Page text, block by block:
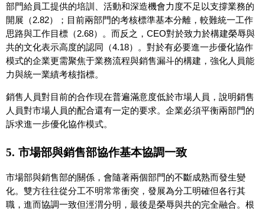
部門給員工提供的培訓、活動和深造機會力度不足以支撐業務的
開展（2.82）；目前兩部門的考核標準基本分離，較難統一工作
思路與工作目標（2.68）。而反之，CEO對於致力於構建榮辱與
共的文化表示高度的認同（4.18）。對於有必要進一步優化協作
模式的企業更需聚焦于業務流程與銷售漏斗的構建，強化人員能
力與統一業績考核指標。
銷售人員對目前的合作現在普遍滿意度低於市場人員，說明銷售
人員對市場人員的配合還有一定的要求。企業必須平衡兩部門的
訴求進一步優化協作模式。
5. 市場部與銷售部協作基本協調一致
市場部與銷售部的關係，會隨著兩個部門的不斷成熟而發生變
化。雙方往往從分工不明常常衝突，發展為分工明確但各行其
職，進而協調一致但涇渭分明，最後是榮辱與共的完全融合。根